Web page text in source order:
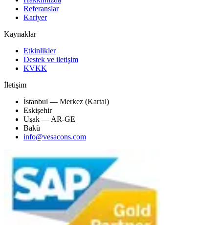
Referanslar
Kariyer
Kaynaklar
Etkinlikler
Destek ve iletişim
KVKK
İletişim
İstanbul — Merkez (Kartal)
Eskişehir
Uşak — AR-GE
Bakü
info@vesacons.com